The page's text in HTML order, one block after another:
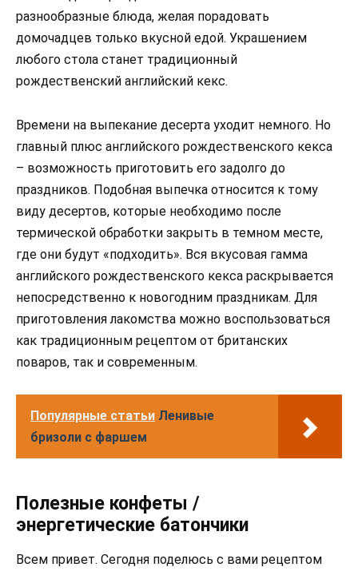
разнообразные блюда, желая порадовать
домочадцев только вкусной едой. Украшением
любого стола станет традиционный
рождественский английский кекс.
Времени на выпекание десерта уходит немного. Но
главный плюс английского рождественского кекса
– возможность приготовить его задолго до
праздников. Подобная выпечка относится к тому
виду десертов, которые необходимо после
термической обработки закрыть в темном месте,
где они будут «подходить». Вся вкусовая гамма
английского рождественского кекса раскрывается
непосредственно к новогодним праздникам. Для
приготовления лакомства можно воспользоваться
как традиционным рецептом от британских
поваров, так и современным.
Популярные статьи Ленивые
бризоли с фаршем
Полезные конфеты /
энергетические батончики
Всем привет. Сегодня поделюсь с вами рецептом